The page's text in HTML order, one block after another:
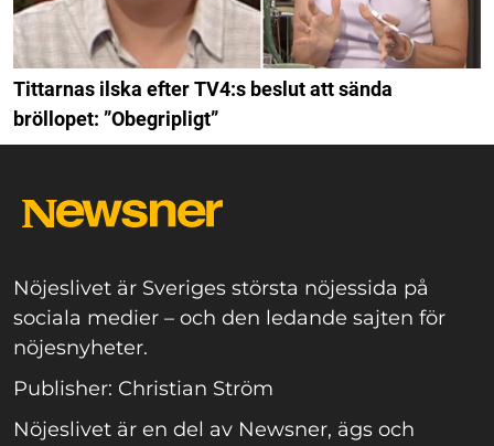
Tittarnas ilska efter TV4:s beslut att sända
bröllopet: ”Obegripligt”
Nöjeslivet är Sveriges största nöjessida på
sociala medier – och den ledande sajten för
nöjesnyheter.
Publisher: Christian Ström
Nöjeslivet är en del av Newsner, ägs och